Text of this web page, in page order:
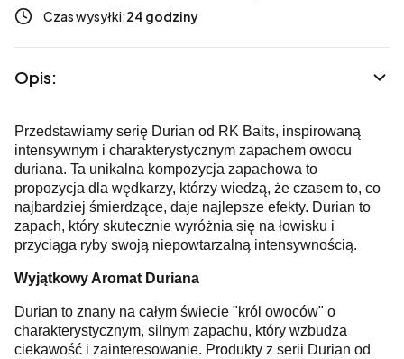
Czas wysyłki:24 godziny
Opis:
Przedstawiamy serię Durian od RK Baits, inspirowaną
intensywnym i charakterystycznym zapachem owocu
duriana. Ta unikalna kompozycja zapachowa to
propozycja dla wędkarzy, którzy wiedzą, że czasem to, co
najbardziej śmierdzące, daje najlepsze efekty. Durian to
zapach, który skutecznie wyróżnia się na łowisku i
przyciąga ryby swoją niepowtarzalną intensywnością.
Wyjątkowy Aromat Duriana
Durian to znany na całym świecie "król owoców" o
charakterystycznym, silnym zapachu, który wzbudza
ciekawość i zainteresowanie. Produkty z serii Durian od